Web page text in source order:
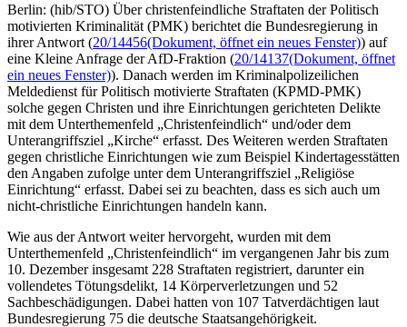
Berlin: (hib/STO) Über christenfeindliche Straftaten der Politisch
motivierten Kriminalität (PMK) berichtet die Bundesregierung in
ihrer Antwort (20/14456(Dokument, öffnet ein neues Fenster)) auf
eine Kleine Anfrage der AfD-Fraktion (20/14137(Dokument, öffnet
ein neues Fenster)). Danach werden im Kriminalpolizeilichen
Meldedienst für Politisch motivierte Straftaten (KPMD-PMK)
solche gegen Christen und ihre Einrichtungen gerichteten Delikte
mit dem Unterthemenfeld „Christenfeindlich“ und/oder dem
Unterangriffsziel „Kirche“ erfasst. Des Weiteren werden Straftaten
gegen christliche Einrichtungen wie zum Beispiel Kindertagesstätten
den Angaben zufolge unter dem Unterangriffsziel „Religiöse
Einrichtung“ erfasst. Dabei sei zu beachten, dass es sich auch um
nicht-christliche Einrichtungen handeln kann.
Wie aus der Antwort weiter hervorgeht, wurden mit dem
Unterthemenfeld „Christenfeindlich“ im vergangenen Jahr bis zum
10. Dezember insgesamt 228 Straftaten registriert, darunter ein
vollendetes Tötungsdelikt, 14 Körperverletzungen und 52
Sachbeschädigungen. Dabei hatten von 107 Tatverdächtigen laut
Bundesregierung 75 die deutsche Staatsangehörigkeit.